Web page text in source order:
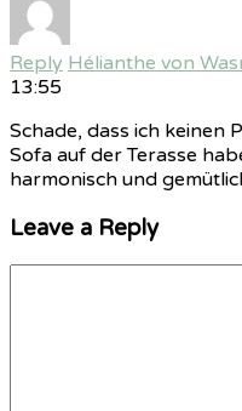
Reply Hélianthe von
13:55
Schade, dass ich keinen
Sofa auf der Terasse
harmonisch und
Leave a Reply